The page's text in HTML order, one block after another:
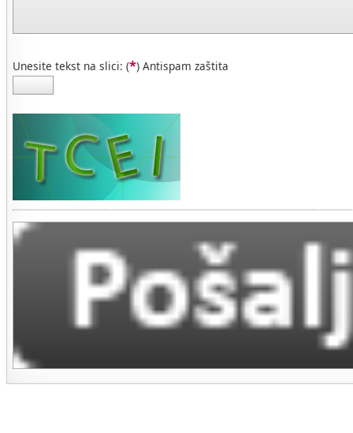
Unesite tekst na slici: (*) Antispam zaštita